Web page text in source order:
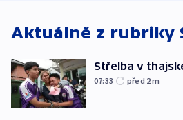
Aktuálně z rubriky
Střelba v
07:33 před 2m